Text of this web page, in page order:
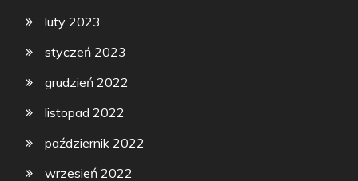
luty 2023
styczeń 2023
grudzień 2022
listopad 2022
październik 2022
wrzesień 2022